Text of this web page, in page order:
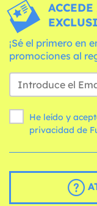
¡Sé el primero en
promociones al
He leído y
privacidad de